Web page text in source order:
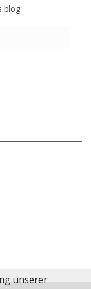
blog
unserer